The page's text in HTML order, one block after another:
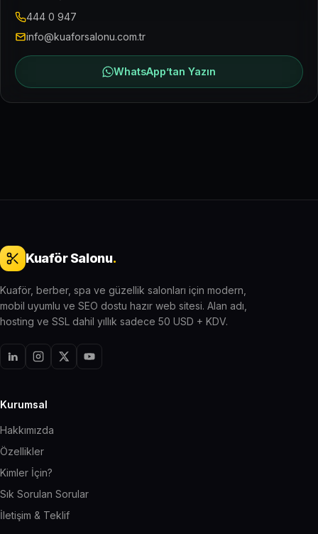
444 0 947
info@kuaforsalonu.com.tr
WhatsApp’tan Yazın
Kuaför Salonu.
Kuaför, berber, spa ve güzellik salonları için modern,
mobil uyumlu ve SEO dostu hazır web sitesi. Alan adı,
hosting ve SSL dahil yıllık sadece 50 USD + KDV.
Kurumsal
Hakkımızda
Özellikler
Kimler İçin?
Sık Sorulan Sorular
İletişim & Teklif